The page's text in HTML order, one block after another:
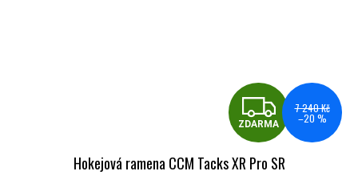
ZDARMA
7 240 Kč
–20 %
Hokejová ramena CCM Tacks XR Pro SR